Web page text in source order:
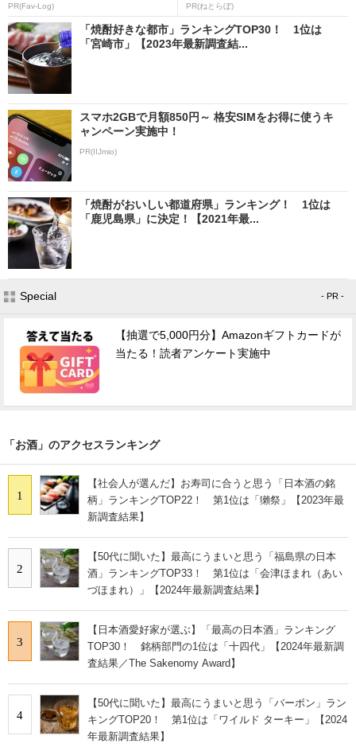
PR(Fav-Log) PR(ねとらぼ)
「焼酎好きな都市」ランキングTOP30！ 1位は
「宮崎市」【2023年最新調査結...
スマホ2GBで月額850円～ 格安SIMをお得に使うキ
ャンペーン実施中！
PR(IIJmio)
「焼酎がおいしい都道府県」ランキング！ 1位は
「鹿児島県」に決定！【2021年最...
Special - PR -
【抽選で5,000円分】Amazonギフトカードが
当たる！読者アンケート実施中
「お酒」のアクセスランキング
1
【社会人が選んだ】お寿司に合うと思う「日本酒の銘
柄」ランキングTOP22！ 第1位は「獺祭」【2023年最
新調査結果】
2
【50代に聞いた】最高にうまいと思う「福島県の日本
酒」ランキングTOP33！ 第1位は「会津ほまれ（あい
づほまれ）」【2024年最新調査結果】
3
【日本酒愛好家が選ぶ】「最高の日本酒」ランキング
TOP30！ 銘柄部門の1位は「十四代」【2024年最新調
査結果／The Sakenomy Award】
4
【50代に聞いた】最高にうまいと思う「バーボン」ラン
キングTOP20！ 第1位は「ワイルド ターキー」【2024
年最新調査結果】